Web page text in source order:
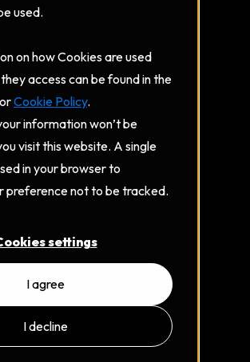
used.
on how Cookies are used
access can be found in the
orCookie Policy.
information won’t be
visit this website. A single
in your browser to
preference not to be tracked.
settings
I agree
I decline